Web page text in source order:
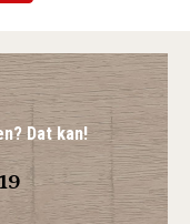
Dat kan!